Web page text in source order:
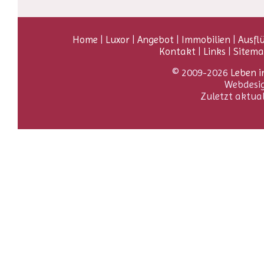
Home Luxor| Angebot| Immobilien
Kontakt| Links
© 2009-2026 Leben
Zuletzt